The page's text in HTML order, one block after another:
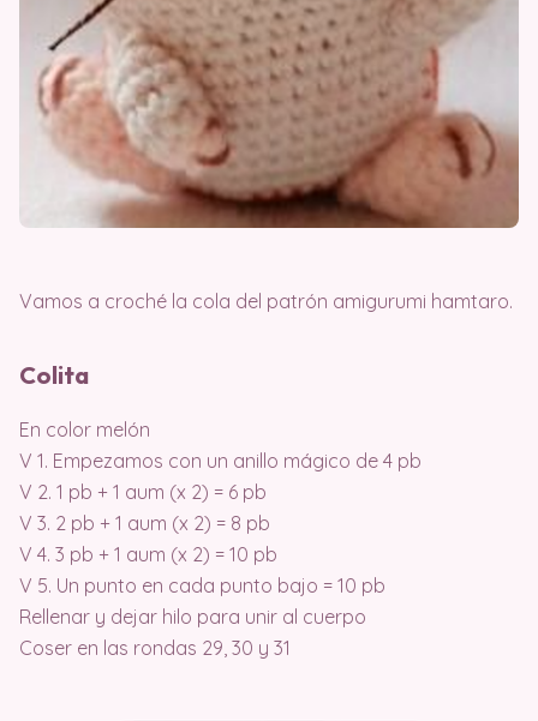
Vamos a croché la cola del patrón amigurumi hamtaro.
Colita
En color melón
V 1. Empezamos con un anillo mágico de 4 pb
V 2. 1 pb + 1 aum (x 2) = 6 pb
V 3. 2 pb + 1 aum (x 2) = 8 pb
V 4. 3 pb + 1 aum (x 2) = 10 pb
V 5. Un punto en cada punto bajo = 10 pb
Rellenar y dejar hilo para unir al cuerpo
Coser en las rondas 29, 30 y 31